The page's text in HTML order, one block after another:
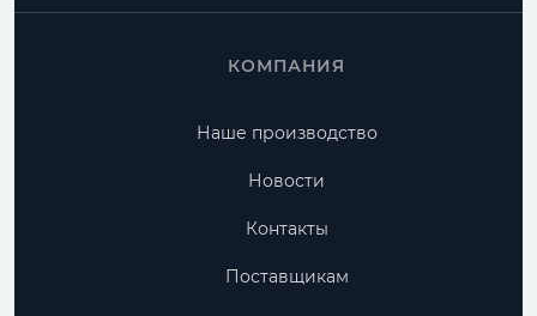
КОМПАНИЯ
Наше производство
Новости
Контакты
Поставщикам